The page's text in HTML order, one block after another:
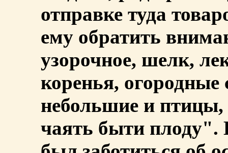
отправке туда
ему обратить
узорочное, шелк,
коренья, огородные
небольшие и птицы,
чаять быти плоду".